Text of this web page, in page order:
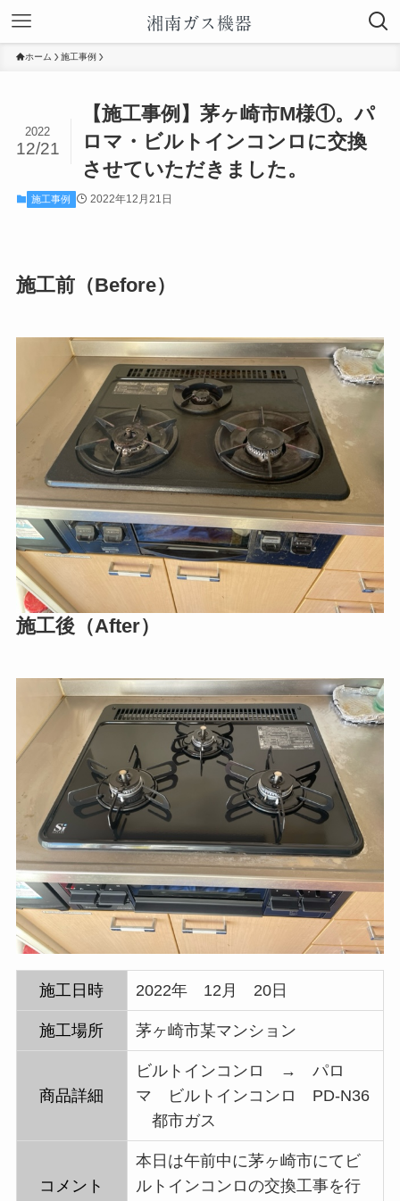
ホーム 施工事例
【施工事例】茅ヶ崎市M様①。パ
ロマ・ビルトインコンロに交換
させていただきました。
2022
12/21
施工事例 2022年12月21日
施工前（Before）
施工後（After）
施工日時 2022年 12月 20日
施工場所 茅ヶ崎市某マンション
商品詳細
ビルトインコンロ → パロ
マ ビルトインコンロ PD-N36
都市ガス
コメント
本日は午前中に茅ヶ崎市にてビ
ルトインコンロの交換工事を行